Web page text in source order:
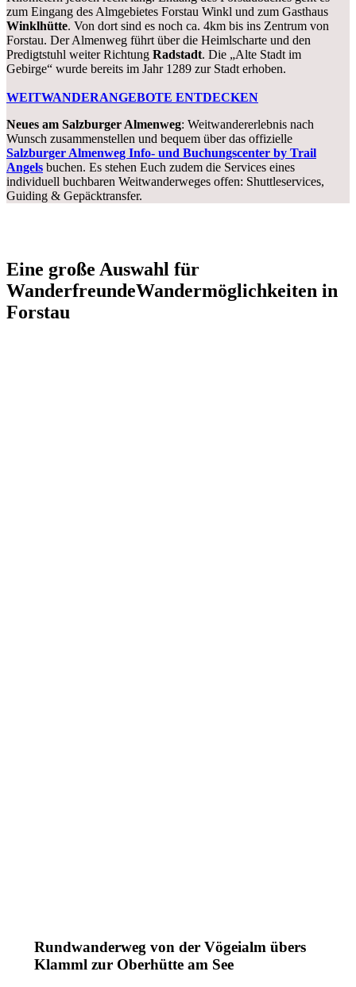
zum Eingang des Almgebietes Forstau Winkl und zum Gasthaus
Winklhütte. Von dort sind es noch ca. 4km bis ins Zentrum von
Forstau. Der Almenweg führt über die Heimlscharte und den
Predigtstuhl weiter Richtung Radstadt. Die „Alte Stadt im
Gebirge“ wurde bereits im Jahr 1289 zur Stadt erhoben.
WEITWANDERANGEBOTE ENTDECKEN
Neues am Salzburger Almenweg: Weitwandererlebnis nach
Wunsch zusammenstellen und bequem über das offizielle
Salzburger Almenweg Info- und Buchungscenter by Trail
Angels buchen. Es stehen Euch zudem die Services eines
individuell buchbaren Weitwanderweges offen: Shuttleservices,
Guiding & Gepäcktransfer.
Eine große Auswahl für
WanderfreundeWandermöglichkeiten in
Forstau
Rundwanderweg von der Vögeialm übers
Klamml zur Oberhütte am See